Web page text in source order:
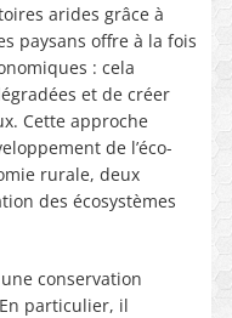
arides grâce à
paysans offre à la fois
: cela
et de créer
Cette approche
de l’éco-
rurale, deux
des écosystèmes
conservation
particulier, il